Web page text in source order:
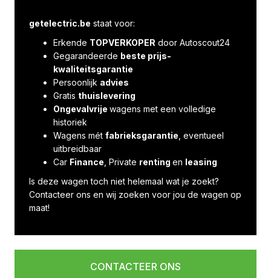
getelectric.be staat voor:
Erkende TOPVERKOPER door Autoscout24
Gegarandeerde beste prijs-
kwaliteitsgarantie
Persoonlijk advies
Gratis thuislevering
Ongevalvrije wagens met een volledige
historiek
Wagens mét fabrieksgarantie , eventueel
uitbreidbaar
Car Finance , Private renting en leasing
Is deze wagen toch niet helemaal wat je zoekt?
Contacteer ons en wij zoeken voor jou de wagen op
maat!
CONTACTEER ONS